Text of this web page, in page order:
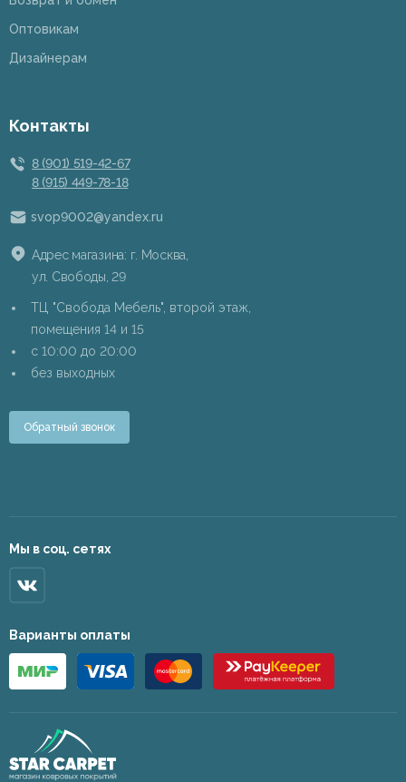
Оптовикам
Дизайнерам
Контакты
8 (901) 519-42-67
8 (915) 449-78-18
svop9002@yandex.ru
Адрес магазина: г. Москва,
ул. Свободы, 29
ТЦ "Свобода Мебель", второй этаж,
помещения 14 и 15
c 10:00 до 20:00
без выходных
Обратный звонок
Мы в соц. сетях
Варианты оплаты